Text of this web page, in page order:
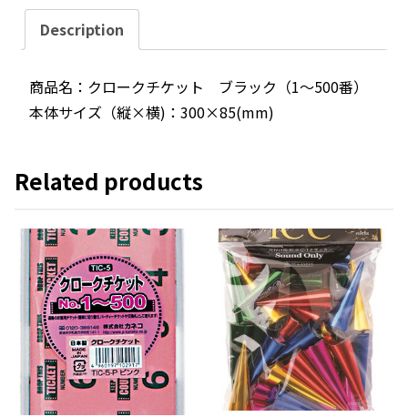
チ
ト
ラ
ッ
quantity
Description
商品名：クロークチケット ブラック（1～500番）
本体サイズ（縦×横)：300×85(mm)
Related products